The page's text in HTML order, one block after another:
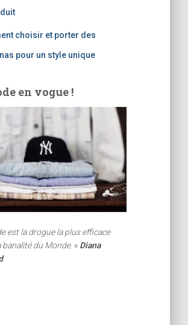
choisir et porter des
pour un style unique
en vogue !
est la drogue la plus efficace
banalité du Monde. » Diana